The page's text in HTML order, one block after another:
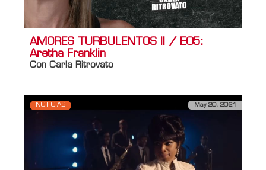
AMORES TURBULENTOS II / E05:
Aretha Franklin
Con Carla Ritrovato
NOTICIAS May 20, 2021